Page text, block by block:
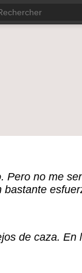
no me
de caza.